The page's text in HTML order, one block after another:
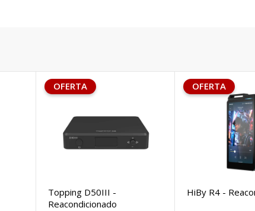
OFERTA
Topping D50III -
Reacondicionado
OFERTA
HiBy R4 -